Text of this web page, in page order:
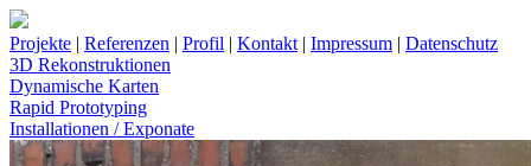
Projekte | Referenzen | Profil | Kontakt | Impressum | Datenschutz
3D Rekonstruktionen
Dynamische Karten
Rapid Prototyping
Installationen / Exponate